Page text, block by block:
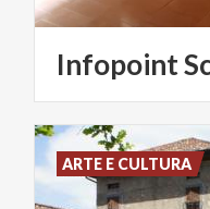
Infopoint
ARTE E CULTURA